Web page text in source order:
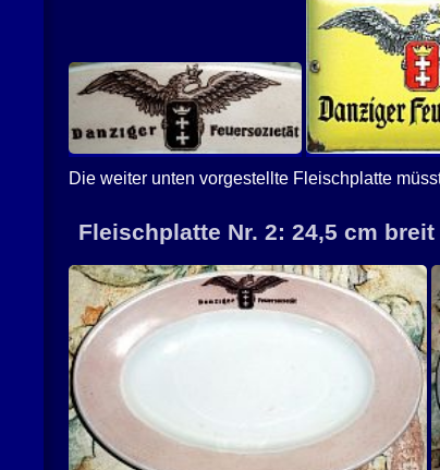
Die weiter unten vorgestellte Fleischplatte
Fleischplatte Nr. 2: 24,5 cm breit